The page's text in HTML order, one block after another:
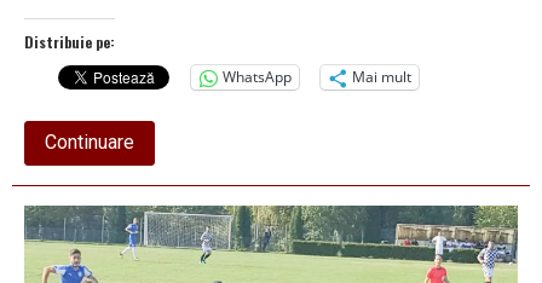
Distribuie pe:
WhatsApp
Mai mult
Continuareabout
În
premieră
Costeștiul,
în
fața